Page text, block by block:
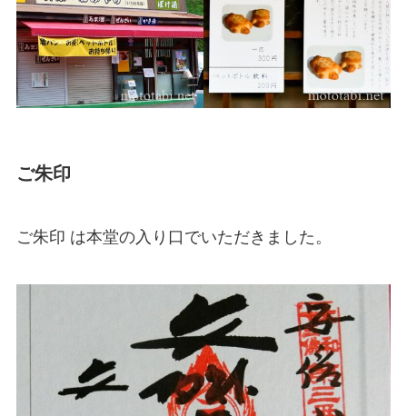
ご朱印
ご朱印 は本堂の入り口でいただきました。